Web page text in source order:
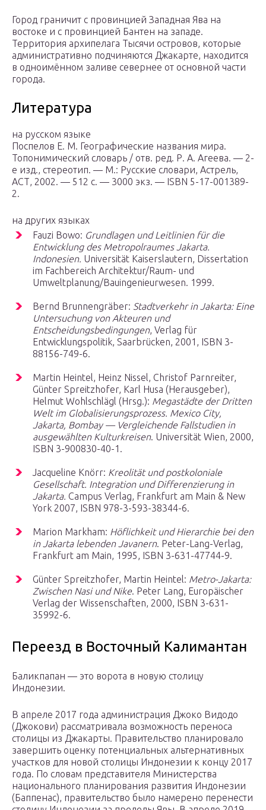
Город граничит с провинцией Западная Ява на
востоке и с провинцией Бантен на западе.
Территория архипелага Тысячи островов, которые
административно подчиняются Джакарте, находится
в одноимённом заливе севернее от основной части
города.
Литература
на русском языке
Поспелов Е. М. Географические названия мира.
Топонимический словарь / отв. ред. Р. А. Агеева. — 2-
е изд., стереотип. — М.: Русские словари, Астрель,
АСТ, 2002. — 512 с. — 3000 экз. — ISBN 5-17-001389-
2.
на других языках
Fauzi Bowo: Grundlagen und Leitlinien für die
Entwicklung des Metropolraumes Jakarta.
Indonesien. Universität Kaiserslautern, Dissertation
im Fachbereich Architektur/Raum- und
Umweltplanung/Bauingenieurwesen. 1999.
Bernd Brunnengräber: Stadtverkehr in Jakarta: Eine
Untersuchung von Akteuren und
Entscheidungsbedingungen, Verlag für
Entwicklungspolitik, Saarbrücken, 2001, ISBN 3-
88156-749-6.
Martin Heintel, Heinz Nissel, Christof Parnreiter,
Günter Spreitzhofer, Karl Husa (Herausgeber),
Helmut Wohlschlägl (Hrsg.): Megastädte der Dritten
Welt im Globalisierungsprozess. Mexico City,
Jakarta, Bombay — Vergleichende Fallstudien in
ausgewählten Kulturkreisen. Universität Wien, 2000,
ISBN 3-900830-40-1.
Jacqueline Knörr: Kreolität und postkoloniale
Gesellschaft. Integration und Differenzierung in
Jakarta. Campus Verlag, Frankfurt am Main & New
York 2007, ISBN 978-3-593-38344-6.
Marion Markham: Höflichkeit und Hierarchie bei den
in Jakarta lebenden Javanern. Peter-Lang-Verlag,
Frankfurt am Main, 1995, ISBN 3-631-47744-9.
Günter Spreitzhofer, Martin Heintel: Metro-Jakarta:
Zwischen Nasi und Nike. Peter Lang, Europäischer
Verlag der Wissenschaften, 2000, ISBN 3-631-
35992-6.
Переезд в Восточный Калимантан
Баликпапан — это ворота в новую столицу
Индонезии.
В апреле 2017 года администрация Джоко Видодо
(Джокови) рассматривала возможность переноса
столицы из Джакарты. Правительство планировало
завершить оценку потенциальных альтернативных
участков для новой столицы Индонезии к концу 2017
года. По словам представителя Министерства
национального планирования развития Индонезии
(Баппенас), правительство было намерено перенести